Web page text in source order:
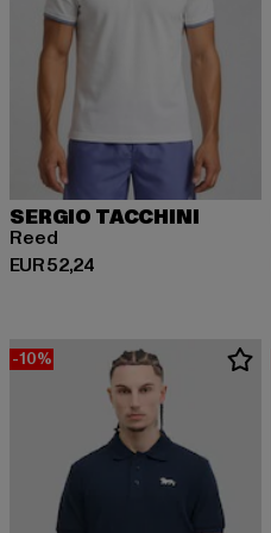
SERGIO TACCHINI
Reed
EUR 52,24
Huidige prijs: EUR 52,24
-10%